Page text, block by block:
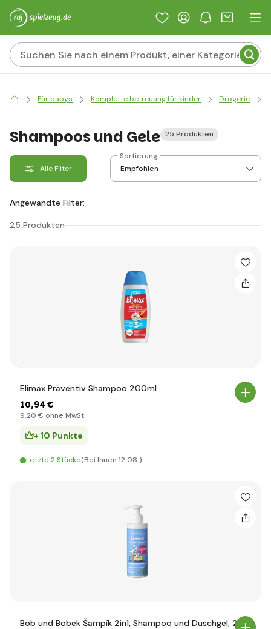
Für babys Komplette betreuung für kinder Drogerie
Shampoos und Gele 25 Produkten
Alle Filter
Sortierung
Angewandte Filter:
25 Produkten
Elimax Präventiv Shampoo 200ml
10,94 €
9,20 € ohne MwSt
+ 10 Punkte
Letzte 2 Stücke(Bei Ihnen 12.08.)
Bob und Bobek Šampík 2in1, Shampoo und Duschgel, 200